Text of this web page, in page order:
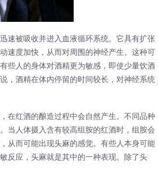
速被吸收并进入血液循环系统。它具有扩张
速度加快，从而对周围的神经产生。这种可
些人的身体对酒精更为敏感，即使少量饮酒
，酒精在体内停留的时间较长，对神经系统
在红酒的酿造过程中会自然产生。不同品种
当人体摄入含有较高组胺的红酒时，组胺会
从而可能出现头麻的感觉。有些人本身可能
反应，头麻就是其中的一种表现。除了头